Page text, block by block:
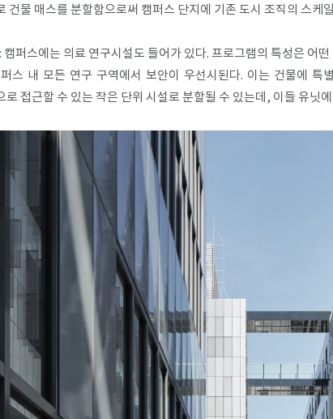
건물 매스를 분할함으로써 캠퍼스 단지에 기존 도시 조직의 스케
캠퍼스에는 의료 연구시설도 들어가 있다. 프로그램의 특성은 어떤
퍼스 내 모든 연구 구역에서 보안이 우선시된다. 이는 건물에
로 접근할 수 있는 작은 단위 시설로 분할될 수 있는데, 이들 유닛